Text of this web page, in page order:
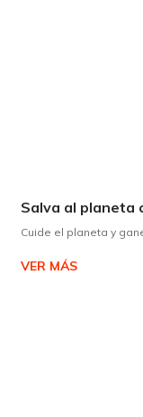
Cuide el planeta y
VER MÁS